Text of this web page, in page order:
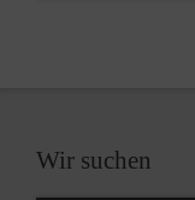
Wir suchen